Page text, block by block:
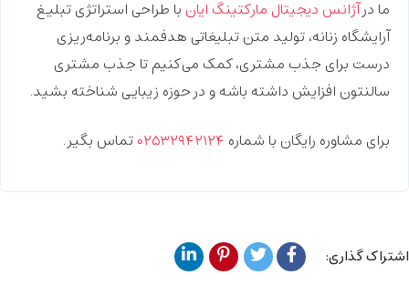
ما درآژانس دیجیتال مارکتینگ ایان با طراحی استراتژی تبلیغ
آرایشگاه زنانه، تولید متن تبلیغاتی هدفمند و برنامه‌ریزی
درست برای جذب مشتری، کمک می‌کنیم تا جذب مشتری
سالنتون افزایش داشته باشه و در حوزه زیبایی شناخته بشید.
برای مشاوره رایگان با شماره ۰۲۵۳۲۹۴۲۱۲۴تماس بگیر.
اشتراک گذاری: